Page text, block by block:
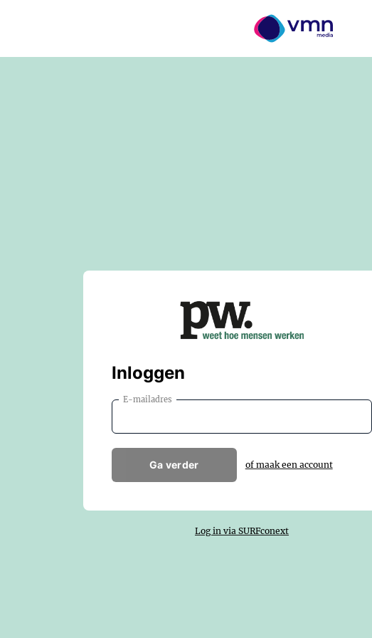
Inloggen
E-mailadres
Ga verder of maak een account
Log in via SURFconext